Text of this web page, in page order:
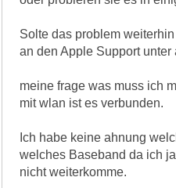
Solte das problem
an den Apple Support
meine frage was muss ich
mit wlan ist es verbunden.
Ich habe keine ahnung
welches Baseband da ich
nicht weiterkomme.